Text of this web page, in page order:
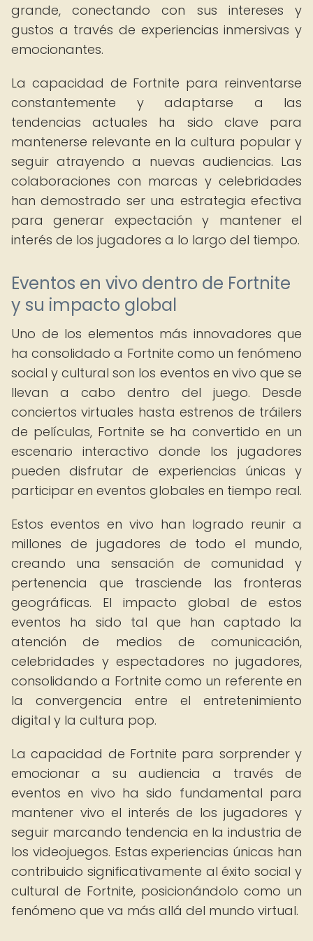
grande, conectando con sus intereses y
gustos a través de experiencias inmersivas y
emocionantes.
La capacidad de Fortnite para reinventarse
constantemente y adaptarse a las
tendencias actuales ha sido clave para
mantenerse relevante en la cultura popular y
seguir atrayendo a nuevas audiencias. Las
colaboraciones con marcas y celebridades
han demostrado ser una estrategia efectiva
para generar expectación y mantener el
interés de los jugadores a lo largo del tiempo.
Eventos en vivo dentro de Fortnite
y su impacto global
Uno de los elementos más innovadores que
ha consolidado a Fortnite como un fenómeno
social y cultural son los eventos en vivo que se
llevan a cabo dentro del juego. Desde
conciertos virtuales hasta estrenos de tráilers
de películas, Fortnite se ha convertido en un
escenario interactivo donde los jugadores
pueden disfrutar de experiencias únicas y
participar en eventos globales en tiempo real.
Estos eventos en vivo han logrado reunir a
millones de jugadores de todo el mundo,
creando una sensación de comunidad y
pertenencia que trasciende las fronteras
geográficas. El impacto global de estos
eventos ha sido tal que han captado la
atención de medios de comunicación,
celebridades y espectadores no jugadores,
consolidando a Fortnite como un referente en
la convergencia entre el entretenimiento
digital y la cultura pop.
La capacidad de Fortnite para sorprender y
emocionar a su audiencia a través de
eventos en vivo ha sido fundamental para
mantener vivo el interés de los jugadores y
seguir marcando tendencia en la industria de
los videojuegos. Estas experiencias únicas han
contribuido significativamente al éxito social y
cultural de Fortnite, posicionándolo como un
fenómeno que va más allá del mundo virtual.